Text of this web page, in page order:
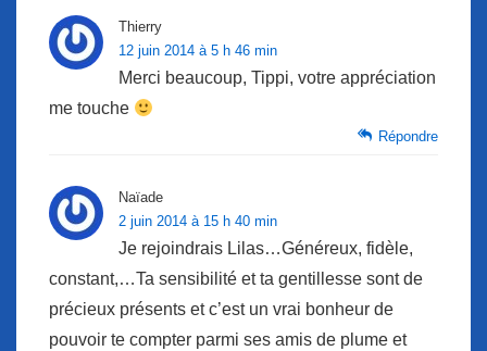
Thierry
12 juin 2014 à 5 h 46 min
Merci beaucoup, Tippi, votre appréciation
me touche
Répondre
Naïade
2 juin 2014 à 15 h 40 min
Je rejoindrais Lilas…Généreux, fidèle,
constant,…Ta sensibilité et ta gentillesse sont de
précieux présents et c’est un vrai bonheur de
pouvoir te compter parmi ses amis de plume et